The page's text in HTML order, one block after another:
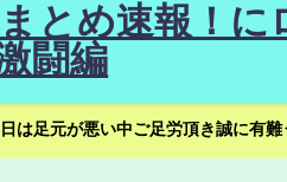
とめ速報！に
闘編
足元が悪い中ご足労頂き誠に有難